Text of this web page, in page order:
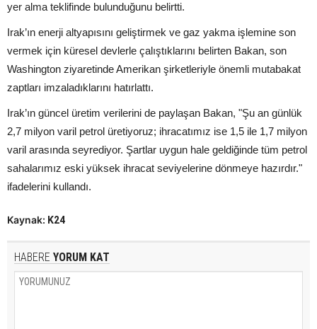
yer alma teklifinde bulunduğunu belirtti.
Irak’ın enerji altyapısını geliştirmek ve gaz yakma işlemine son
vermek için küresel devlerle çalıştıklarını belirten Bakan, son
Washington ziyaretinde Amerikan şirketleriyle önemli mutabakat
zaptları imzaladıklarını hatırlattı.
Irak’ın güncel üretim verilerini de paylaşan Bakan, "Şu an günlük
2,7 milyon varil petrol üretiyoruz; ihracatımız ise 1,5 ile 1,7 milyon
varil arasında seyrediyor. Şartlar uygun hale geldiğinde tüm petrol
sahalarımız eski yüksek ihracat seviyelerine dönmeye hazırdır."
ifadelerini kullandı.
Kaynak: K24
HABERE YORUM KAT